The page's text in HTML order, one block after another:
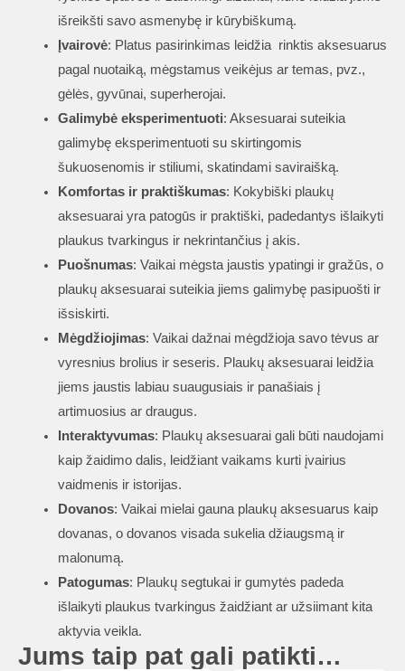
išreikšti savo asmenybę ir kūrybiškumą.
Įvairovė: Platus pasirinkimas leidžia rinktis aksesuarus
pagal nuotaiką, mėgstamus veikėjus ar temas, pvz.,
gėlės, gyvūnai, superherojai.
Galimybė eksperimentuoti: Aksesuarai suteikia
galimybę eksperimentuoti su skirtingomis
šukuosenomis ir stiliumi, skatindami saviraišką.
Komfortas ir praktiškumas: Kokybiški plaukų
aksesuarai yra patogūs ir praktiški, padedantys išlaikyti
plaukus tvarkingus ir nekrintančius į akis.
Puošnumas: Vaikai mėgsta jaustis ypatingi ir gražūs, o
plaukų aksesuarai suteikia jiems galimybę pasipuošti ir
išsiskirti.
Mėgdžiojimas: Vaikai dažnai mėgdžioja savo tėvus ar
vyresnius brolius ir seseris. Plaukų aksesuarai leidžia
jiems jaustis labiau suaugusiais ir panašiais į
artimuosius ar draugus.
Interaktyvumas: Plaukų aksesuarai gali būti naudojami
kaip žaidimo dalis, leidžiant vaikams kurti įvairius
vaidmenis ir istorijas.
Dovanos: Vaikai mielai gauna plaukų aksesuarus kaip
dovanas, o dovanos visada sukelia džiaugsmą ir
malonumą.
Patogumas: Plaukų segtukai ir gumytės padeda
išlaikyti plaukus tvarkingus žaidžiant ar užsiimant kita
aktyvia veikla.
Jums taip pat gali patikti…